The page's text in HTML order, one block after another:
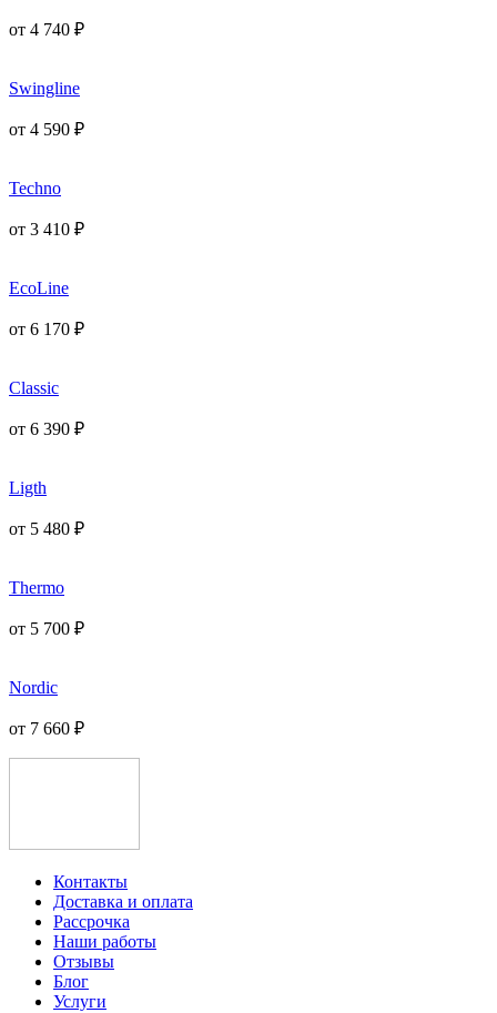
от 4 740 ₽
Swingline
от 4 590 ₽
Techno
от 3 410 ₽
EcoLine
от 6 170 ₽
Classic
от 6 390 ₽
Ligth
от 5 480 ₽
Thermo
от 5 700 ₽
Nordic
от 7 660 ₽
Контакты
Доставка и оплата
Рассрочка
Наши работы
Отзывы
Блог
Услуги